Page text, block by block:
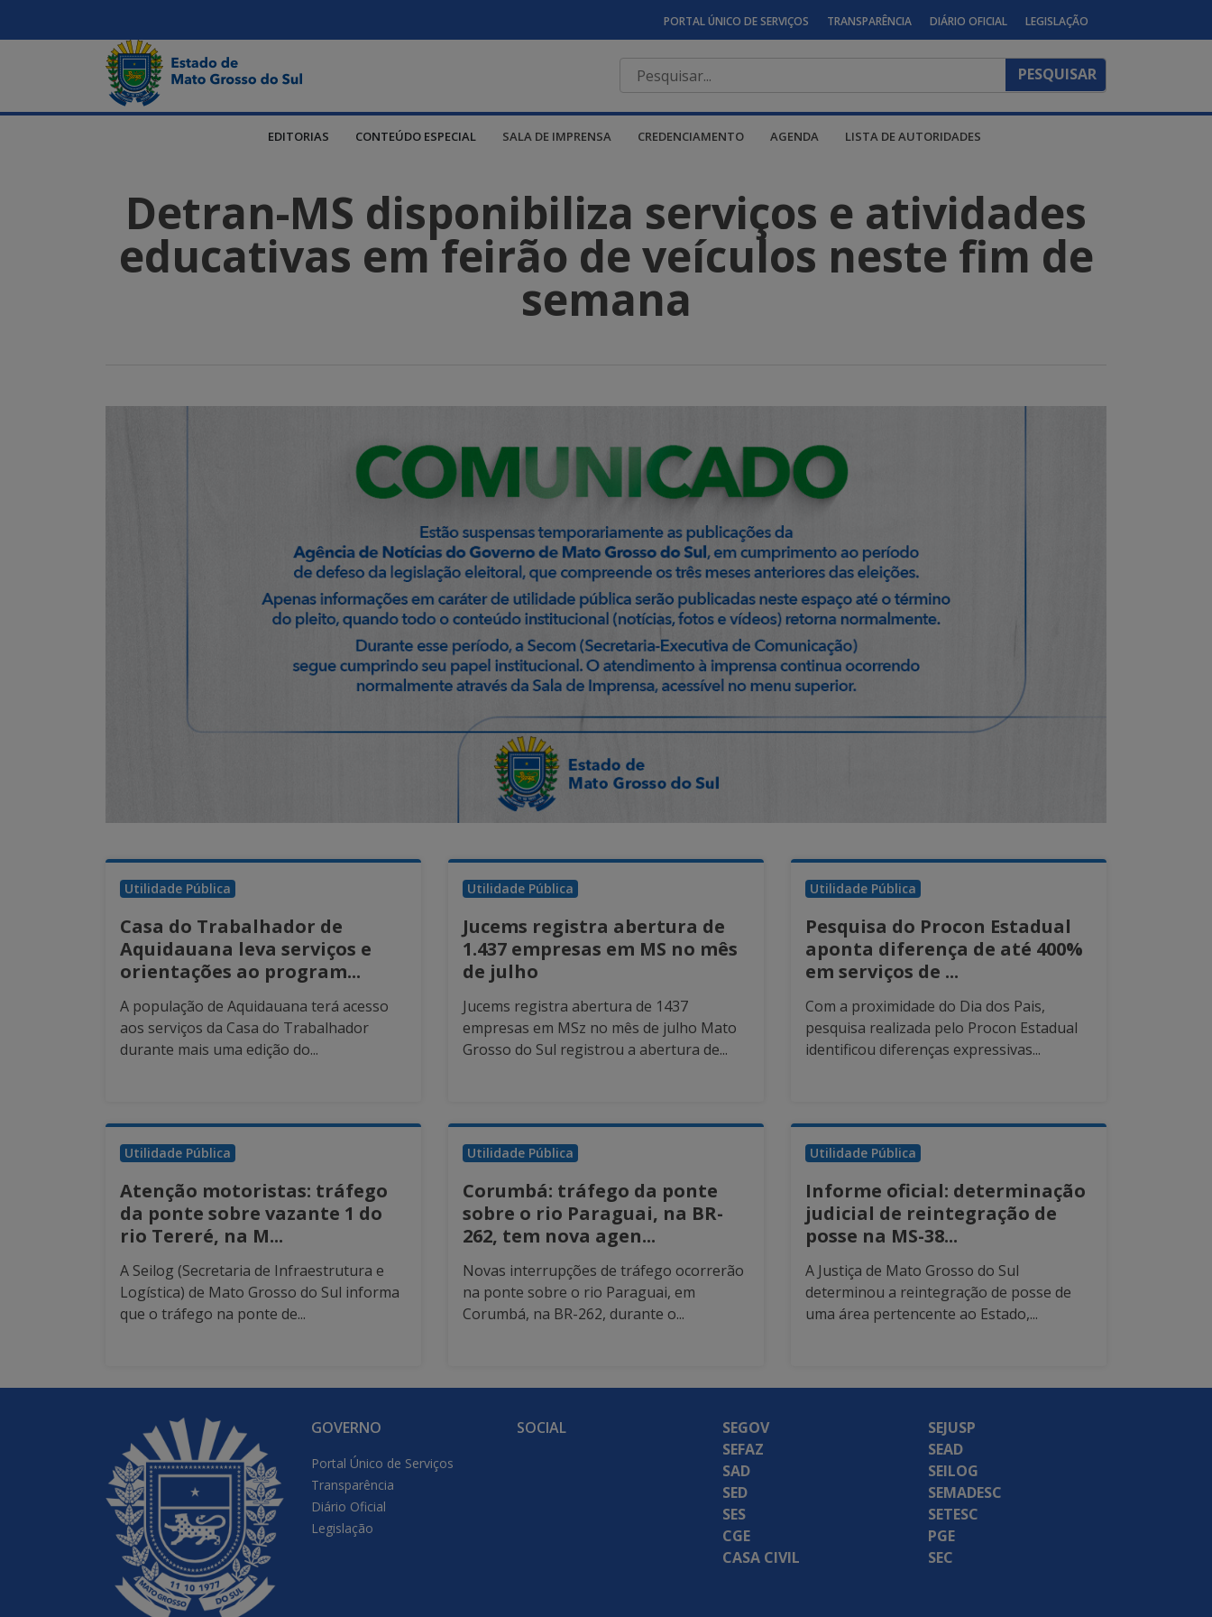
PORTAL ÚNICO DE SERVIÇOS TRANSPARÊNCIA DIÁRIO OFICIAL LEGISLAÇÃO
EDITORIAS CONTEÚDO ESPECIAL SALA DE IMPRENSA CREDENCIAMENTO AGENDA LISTA DE AUTORIDADES
Detran-MS disponibiliza serviços e atividades
educativas em feirão de veículos neste fim de
semana
Utilidade Pública
Casa do Trabalhador de
Aquidauana leva serviços e
orientações ao program...
A população de Aquidauana terá acesso
aos serviços da Casa do Trabalhador
durante mais uma edição do...
Utilidade Pública
Jucems registra abertura de
1.437 empresas em MS no mês
de julho
Jucems registra abertura de 1437
empresas em MSz no mês de julho Mato
Grosso do Sul registrou a abertura de...
Utilidade Pública
Pesquisa do Procon Estadual
aponta diferença de até 400%
em serviços de ...
Com a proximidade do Dia dos Pais,
pesquisa realizada pelo Procon Estadual
identificou diferenças expressivas...
Utilidade Pública
Atenção motoristas: tráfego
da ponte sobre vazante 1 do
rio Tereré, na M...
A Seilog (Secretaria de Infraestrutura e
Logística) de Mato Grosso do Sul informa
que o tráfego na ponte de...
Utilidade Pública
Corumbá: tráfego da ponte
sobre o rio Paraguai, na BR-
262, tem nova agen...
Novas interrupções de tráfego ocorrerão
na ponte sobre o rio Paraguai, em
Corumbá, na BR-262, durante o...
Utilidade Pública
Informe oficial: determinação
judicial de reintegração de
posse na MS-38...
A Justiça de Mato Grosso do Sul
determinou a reintegração de posse de
uma área pertencente ao Estado,...
GOVERNO
Portal Único de Serviços
Transparência
Diário Oficial
Legislação
SOCIAL
SEGOV
SEFAZ
SAD
SED
SES
CGE
CASA CIVIL
SEJUSP
SEAD
SEILOG
SEMADESC
SETESC
PGE
SEC